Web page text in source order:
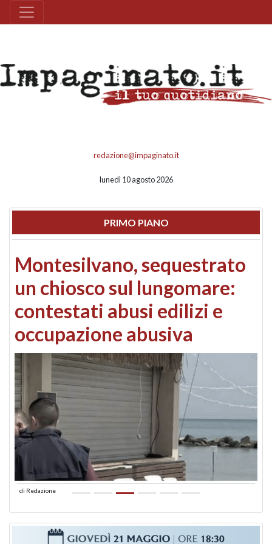
redazione@impaginato.it
lunedì 10 agosto 2026
PRIMO PIANO
Montesilvano, sequestrato
un chiosco sul lungomare:
contestati abusi edilizi e
occupazione abusiva
di Redazione